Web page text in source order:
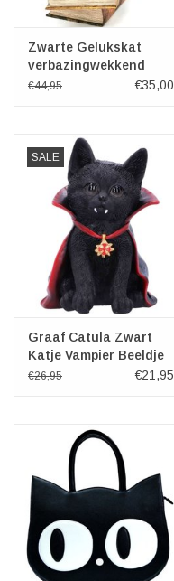
Zwarte Gelukskat
verbazingwekkend
beeldje
€44,95 €35,00
SALE
Graaf Catula Zwart
Katje Vampier Beeldje
€26,95 €21,95